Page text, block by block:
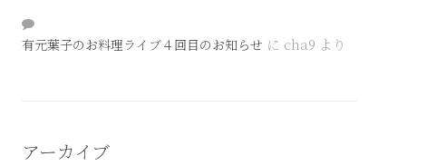
有元葉子のお料理ライブ４回目のお知らせ に cha9 より
アーカイブ